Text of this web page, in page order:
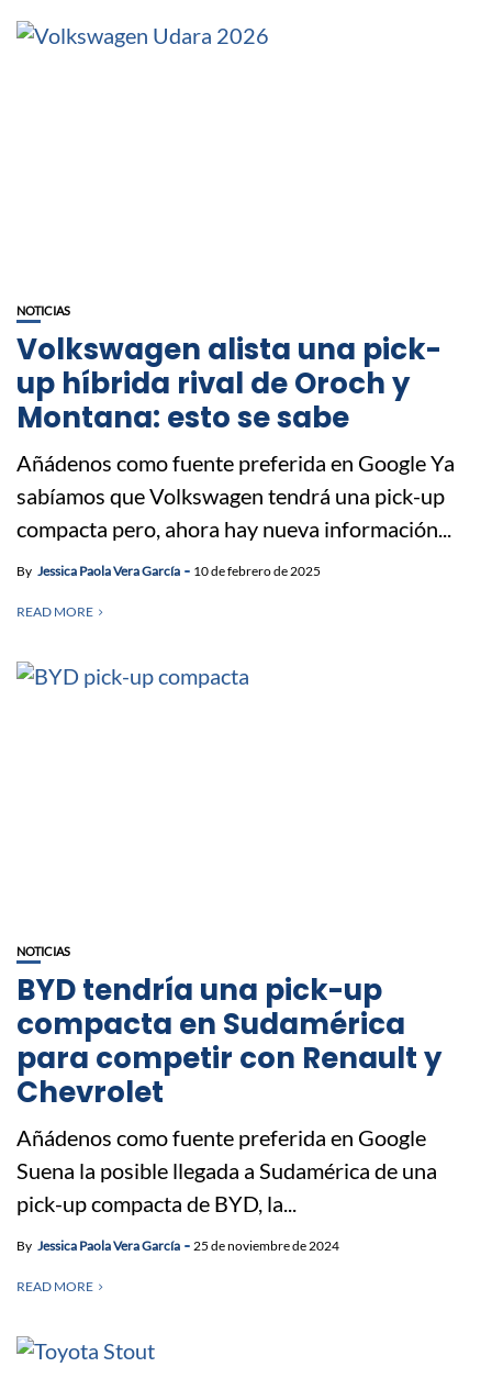
NOTICIAS
Volkswagen alista una pick-
up híbrida rival de Oroch y
Montana: esto se sabe
Añádenos como fuente preferida en Google Ya
sabíamos que Volkswagen tendrá una pick-up
compacta pero, ahora hay nueva información...
By Jessica Paola Vera García 10 de febrero de 2025
READ MORE
NOTICIAS
BYD tendría una pick-up
compacta en Sudamérica
para competir con Renault y
Chevrolet
Añádenos como fuente preferida en Google
Suena la posible llegada a Sudamérica de una
pick-up compacta de BYD, la...
By Jessica Paola Vera García 25 de noviembre de 2024
READ MORE